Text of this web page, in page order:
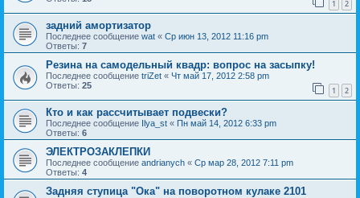
1 2
задний амортизатор
Последнее сообщение wat « Ср июн 13, 2012 11:16 pm
Ответы: 7
Резина на самодельный квадр: вопрос на засыпку!
Последнее сообщение triZet « Чт май 17, 2012 2:58 pm
Ответы: 25 1 2
Кто и как рассчитывает подвески?
Последнее сообщение Ilya_st « Пн май 14, 2012 6:33 pm
Ответы: 6
ЭЛЕКТРОЗАКЛЕПКИ
Последнее сообщение andrianych « Ср мар 28, 2012 7:11 pm
Ответы: 4
Задняя ступица "Ока" на поворотном кулаке 2101